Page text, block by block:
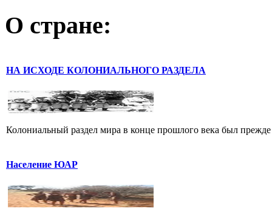
О стране:
НА ИСХОДЕ КОЛОНИАЛЬНОГО РАЗДЕЛА
Колониальный раздел мира в конце прошлого века был
Население ЮАР